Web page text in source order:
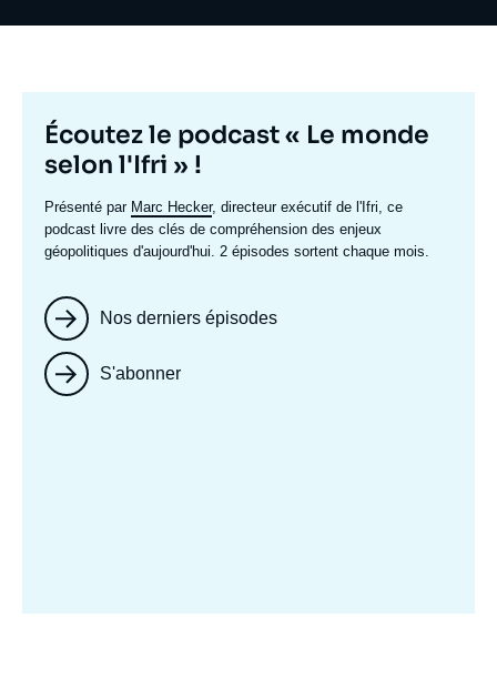
Titre
mis
en
avant
Écoutez le podcast « Le monde
selon l'Ifri » !
Texte
accroche
Présenté par Marc Hecker, directeur exécutif de l'Ifri, ce
podcast livre des clés de compréhension des enjeux
géopolitiques d'aujourd'hui. 2 épisodes sortent chaque mois.
Nos derniers épisodes
S'abonner